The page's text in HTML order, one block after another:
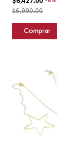
$6,990.00